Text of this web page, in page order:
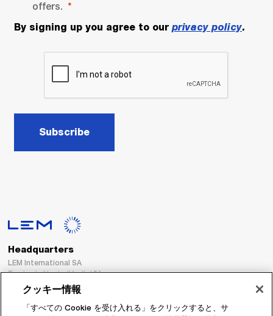
offers.
By signing up you agree to our privacy policy.
Subscribe
Headquarters
LEM International SA
Route du Nant-d’Avril, 152
1217 Meyrin
Switzerland
クッキー情報
「すべての Cookie を受け入れる」をクリックすると、サ